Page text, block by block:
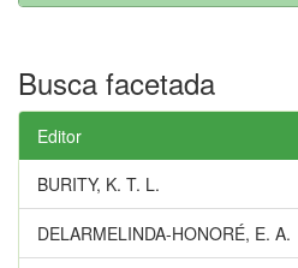
Busca facetada
Editor
BURITY, K. T. L.
DELARMELINDA-HONORÉ, E. A.